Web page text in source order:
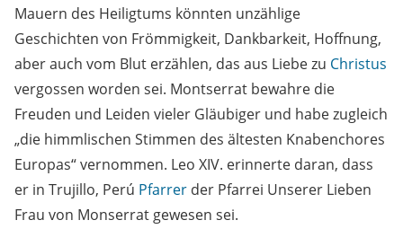
Mauern des Heiligtums könnten unzählige
Geschichten von Frömmigkeit, Dankbarkeit, Hoffnung,
aber auch vom Blut erzählen, das aus Liebe zu Christus
vergossen worden sei. Montserrat bewahre die
Freuden und Leiden vieler Gläubiger und habe zugleich
„die himmlischen Stimmen des ältesten Knabenchores
Europas“ vernommen. Leo XIV. erinnerte daran, dass
er in Trujillo, Perú Pfarrer der Pfarrei Unserer Lieben
Frau von Monserrat gewesen sei.